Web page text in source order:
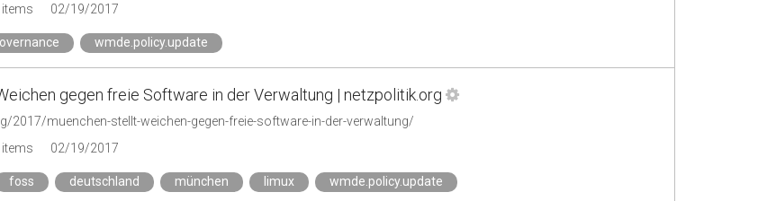
02/19/2017
wmde.policy.update
gegen freie Software in der Verwaltung | netzpolitik.org
2017/muenchen-stellt-weichen-gegen-freie-software-in-der-verwaltung/
02/19/2017
foss deutschland münchen limux wmde.policy.update